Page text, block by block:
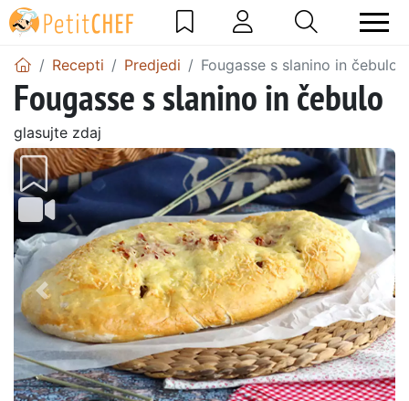
Recepti Predjedi Fougasse s slanino in čebulo
Fougasse s slanino in čebulo
glasujte zdaj
Prejšnji